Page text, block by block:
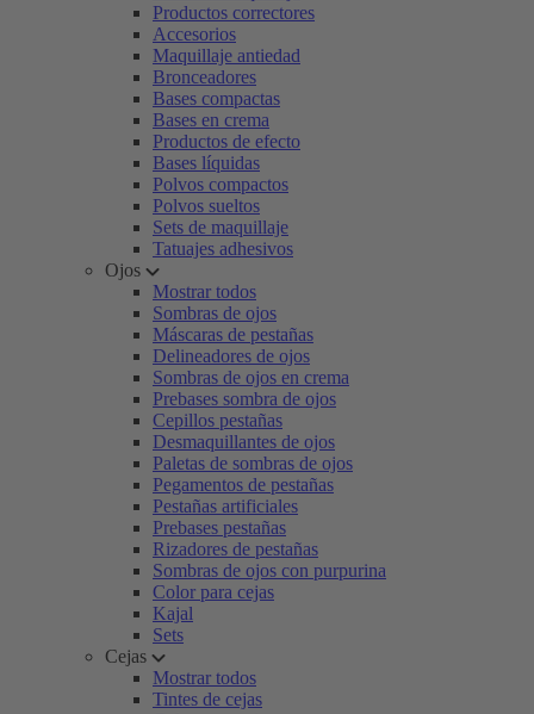
Productos correctores
Accesorios
Maquillaje antiedad
Bronceadores
Bases compactas
Bases en crema
Productos de efecto
Bases líquidas
Polvos compactos
Polvos sueltos
Sets de maquillaje
Tatuajes adhesivos
Ojos
Mostrar todos
Sombras de ojos
Máscaras de pestañas
Delineadores de ojos
Sombras de ojos en crema
Prebases sombra de ojos
Cepillos pestañas
Desmaquillantes de ojos
Paletas de sombras de ojos
Pegamentos de pestañas
Pestañas artificiales
Prebases pestañas
Rizadores de pestañas
Sombras de ojos con purpurina
Color para cejas
Kajal
Sets
Cejas
Mostrar todos
Tintes de cejas